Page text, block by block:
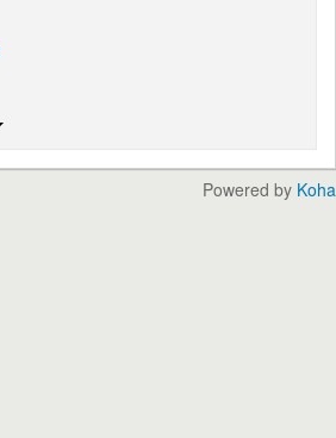
Powered by Koha